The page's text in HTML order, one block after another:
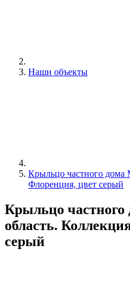
Наши объекты
Крыльцо частного дома
Флоренция, цвет серый
Крыльцо
область.
серый